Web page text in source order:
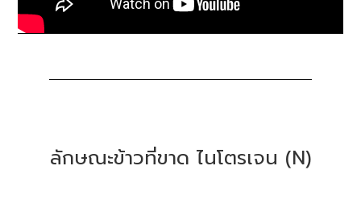
ลักษณะข้าวที่ขาด ไนโตรเจน (N)